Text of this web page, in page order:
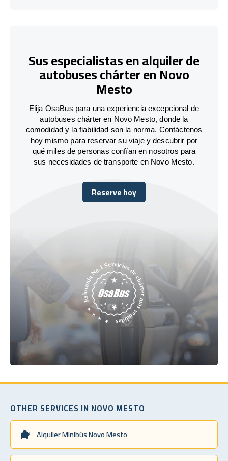
Sus especialistas en alquiler de
autobuses chárter en Novo
Mesto
Elija OsaBus para una experiencia excepcional de
autobuses chárter en Novo Mesto, donde la
comodidad y la fiabilidad son la norma. Contáctenos
hoy mismo para reservar su viaje y descubrir por
qué miles de personas confían en nosotros para
sus necesidades de transporte en Novo Mesto.
Reserve hoy
Reserve hoy
OTHER SERVICES IN NOVO MESTO
Alquiler Minibús Novo Mesto